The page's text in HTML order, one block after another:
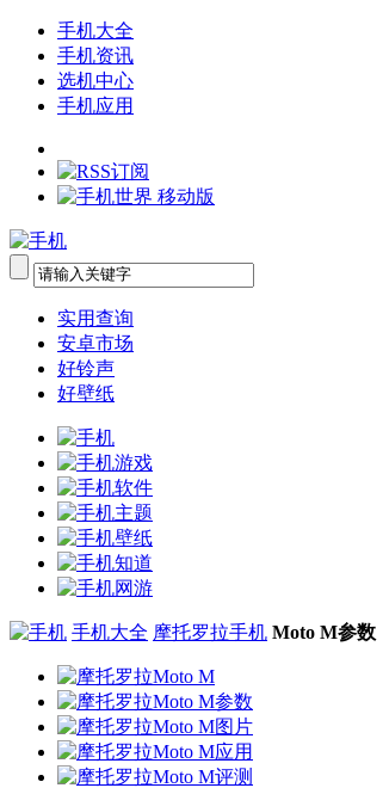
手机大全
手机资讯
选机中心
手机应用
实用查询
安卓市场
好铃声
好壁纸
手机大全 摩托罗拉手机 Moto M参数